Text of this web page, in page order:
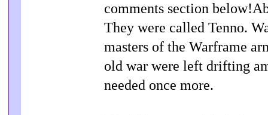
comments section
They were called Tenno.
masters of the Warframe
old war were left drifting
needed once more.